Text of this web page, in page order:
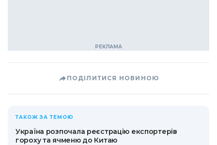
ПОДІЛИТИСЯ НОВИНОЮ
ТАКОЖ ЗА ТЕМОЮ
Україна розпочала реєстрацію експортерів
гороху та ячменю до Китаю